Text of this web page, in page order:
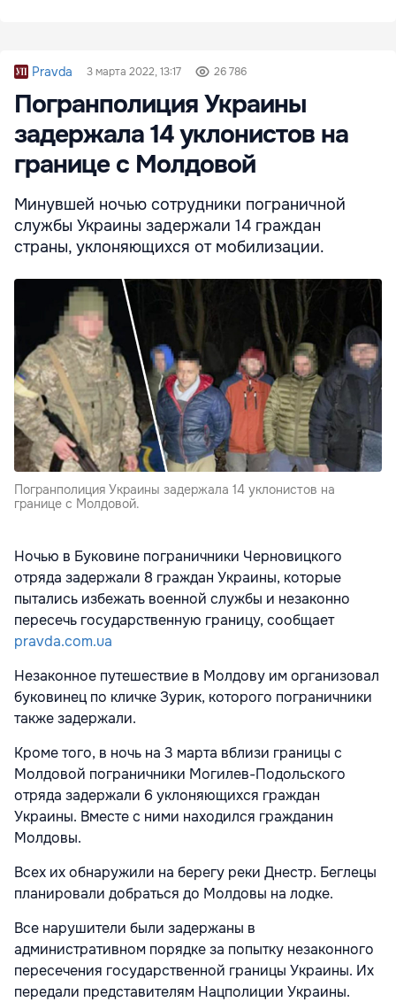
Pravda 3 марта 2022, 13:17 26 786
Погранполиция Украины
задержала 14 уклонистов на
границе с Молдовой
Минувшей ночью сотрудники пограничной
службы Украины задержали 14 граждан
страны, уклоняющихся от мобилизации.
Погранполиция Украины задержала 14 уклонистов на
границе с Молдовой.
Ночью в Буковине пограничники Черновицкого
отряда задержали 8 граждан Украины, которые
пытались избежать военной службы и незаконно
пересечь государственную границу, сообщает
pravda.com.ua
Незаконное путешествие в Молдову им организовал
буковинец по кличке Зурик, которого пограничники
также задержали.
Кроме того, в ночь на 3 марта вблизи границы с
Молдовой пограничники Могилев-Подольского
отряда задержали 6 уклоняющихся граждан
Украины. Вместе с ними находился гражданин
Молдовы.
Всех их обнаружили на берегу реки Днестр. Беглецы
планировали добраться до Молдовы на лодке.
Все нарушители были задержаны в
административном порядке за попытку незаконного
пересечения государственной границы Украины. Их
передали представителям Нацполиции Украины.